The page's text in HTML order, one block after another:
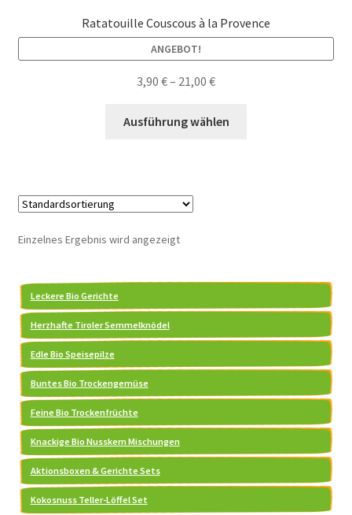
Ratatouille Couscous à la Provence
ANGEBOT!
3,90 €– 21,00 €
Ausführung wählen
der
werden
Einzelnes Ergebnis wird angezeigt
Leckere Bio Gerichte
Herzhafte Tiroler Semmelknödel
Edle Bio Speisepilze
Buntes Bio Trockengemüse
Feine Bio Trockenfrüchte
Knackige Bio Nusskern Mischungen
Aktionsboxen & Gerichte Sets
Kokosnuss Teller-Löffel Set